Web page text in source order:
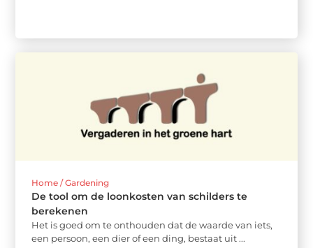
Home / Gardening
De tool om de loonkosten van schilders te
berekenen
Het is goed om te onthouden dat de waarde van iets,
een persoon, een dier of een ding, bestaat uit ...